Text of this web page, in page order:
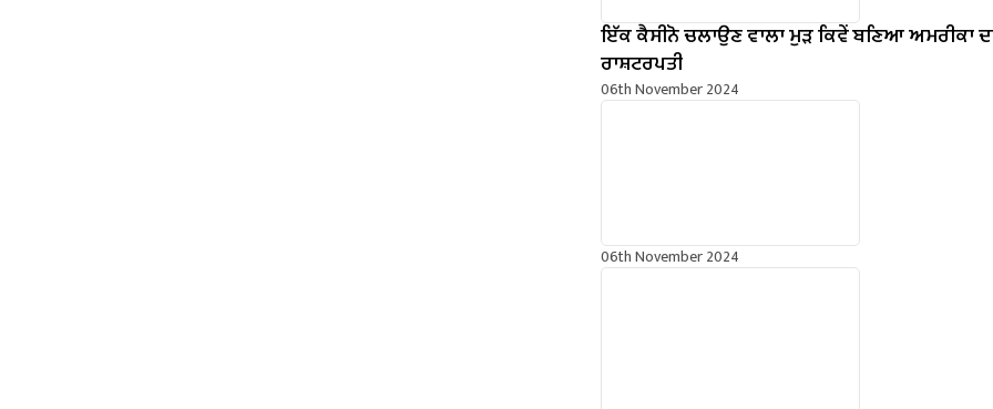
ਇੱਕ ਕੈਸੀਨੋ ਚਲਾਉਣ ਵਾਲਾ ਮੁੜ ਕਿਵੇਂ ਬਣਿਆ ਅਮਰੀਕਾ
ਰਾਸ਼ਟਰਪਤੀ
06th November 2024
06th November 2024